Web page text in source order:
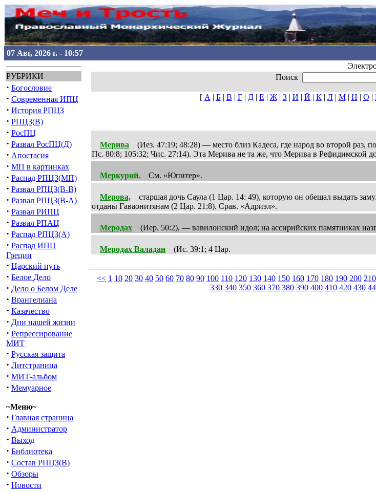
07 Авг, 2026 г. - 10:57
РУБРИКИ
· Богословие
· Современная ИПЦ
· История РПЦЗ
· РПЦЗ(В)
· РосПЦ
· Развал РосПЦ(Д)
· Апостасия
· МП в картинках
· Распад РПЦЗ(МП)
· Развал РПЦЗ(В-В)
· Развал РПЦЗ(В-А)
· Развал РИПЦ
· Развал РПАЦ
· Распад РПЦЗ(А)
· Распад ИПЦ
Греции
· Царский путь
· Белое Дело
· Дело о Белом Деле
· Врангелиана
· Казачество
· Дни нашей жизни
· Репрессирование
МИТ
· Русская защита
· Литстраница
· МИТ-альбом
· Мемуарное
~Меню~
· Главная страница
· Администратор
· Выход
· Библиотека
· Состав РПЦЗ(В)
· Обзоры
· Новости
Поиск
[ А | Б| В | Г| Д| Е | Ж| З| И | Й | К| Л| М| Н | О |
Мерива (Иез. 47:19; 48:28) — место близ Кадеса, где народ во второй раз,
Пс. 80:8; 105:32; Чис. 27:14). Эта Мерива не та же, что Мерива в Рефидимской
Меркурий. См. «Юпитер».
Мерова, старшая дочь Саула (1 Цар. 14: 49), которую он обещал выдать
отданы Гаваонитянам (2 Цар. 21:8). Срав. «Адриэл».
Меродах (Иер. 50:2), — вавилонский идол; на ассирийских памятниках
Меродах Валадан (Ис. 39:1; 4 Цар.
<< 1 10 20 30 40 50 60 70 80 90 100 110 120 130 140 150 160 170 180 190 200 210
330 340 350 360 370 380 390 400 410 420 430